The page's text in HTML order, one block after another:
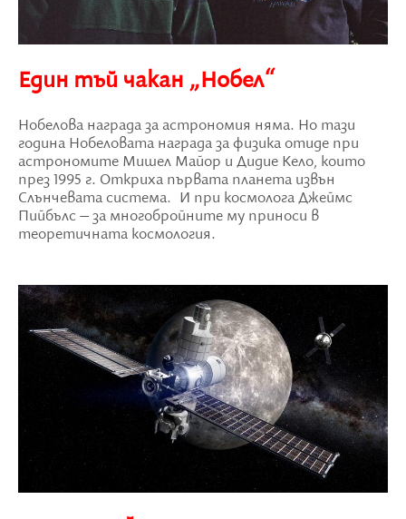
Един тъй чакан „Нобел“
Нобелова награда за астрономия няма. Но тази
година Нобеловата награда за физика отиде при
астрономите Мишел Майор и Дидие Кело, които
през 1995 г. Откриха първата планета извън
Слънчевата система. И при космолога Джеймс
Пийбълс – за многобройните му приноси в
теоретичната космология.